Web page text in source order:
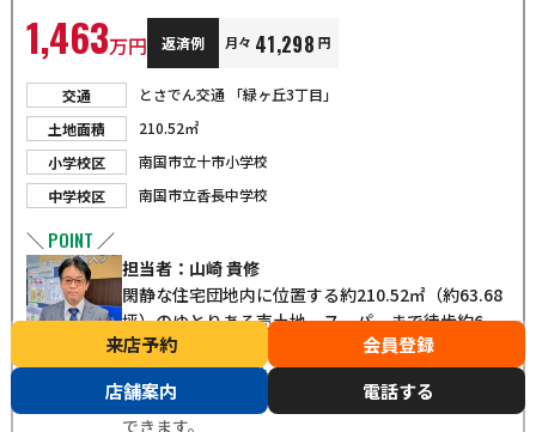
1,463万円 返済例 月々 41,298 円
交通 とさでん交通
「緑ヶ丘3丁目」
土地面積
210.52㎡
小学校区
南国市立十市小学校
中学校区
南国市立香長中学校
＼ POINT ／
担当者：山崎 貴修
閑静な住宅団地内に位置する約210.52㎡（約63.68
坪）のゆとりある売土地。スーパーまで徒歩約6
分、小学校まで徒歩約12分と、毎日のお買い物や
お子さまの通学にも便利な住環境です。落ち着い
た街並みの中で、ゆとりある住まいづくりを実現
できます。
来店予約
会員登録
店舗案内
電話する